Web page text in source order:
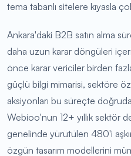
tema tabanlı sitelere kıyasla
Ankara'daki B2B satın alma
daha uzun karar döngüleri
önce karar vericiler birden
güçlü bilgi mimarisi, sektöre
aksiyonları bu süreçte
Webioo'nun 12+ yıllık sektör
genelinde yürütülen 480'i
özgün tasarım modellerini